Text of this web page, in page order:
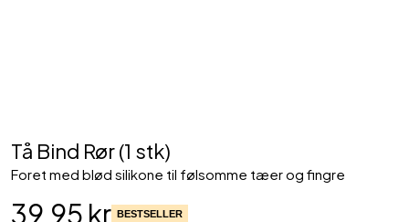
Tå Bind Rør (1 stk)
Foret med blød silikone til følsomme tæer og fingre
39,95 kr BESTSELLER